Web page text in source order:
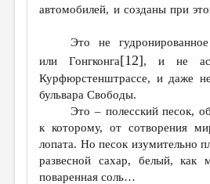
автомобилей, и созданы при
Это не
или Гонгконга[12], и не
Курфюрстенштрассе, и даже
бульвара Свободы.
Это – полесский песок,
к которому, от сотворения
лопата. Но песок изумительно
развесной сахар, белый, как
поваренная соль…